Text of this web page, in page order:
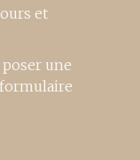
et
une